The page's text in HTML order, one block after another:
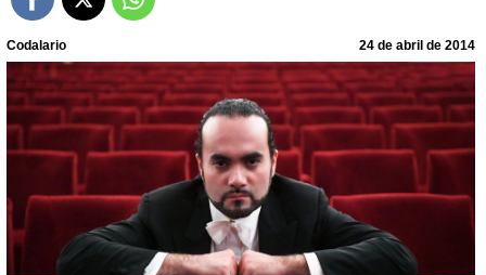
Codalario 24 de abril de 2014